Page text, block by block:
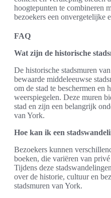
hoogtepunten te combineren
bezoekers een onvergetelijke
FAQ
Wat zijn de historische
De historische stadsmuren
bewaarde middeleeuwse
om de stad te beschermen en
weerspiegelen. Deze muren
stad en zijn een belangrijk
van York.
Hoe kan ik een
Bezoekers kunnen
boeken, die variëren van
Tijdens deze
over de historie, cultuur en
stadsmuren van York.